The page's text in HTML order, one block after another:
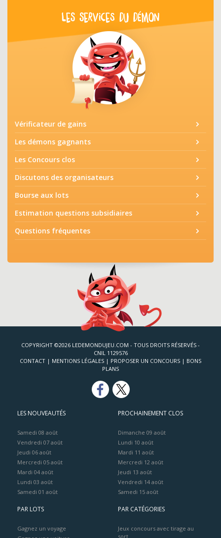
LES SERVICES DU DÉMON
Vérificateur de gains
Les démons gagnants
Les Concours clos
Discutons des organisateurs
Bourse aux lots
Estimation questions subsidiaires
Questions fréquentes
COPYRIGHT ©2026 LEDEMONDUJEU.COM - TOUS DROITS RÉSERVÉS -
CNIL 1129576
CONTACT | MENTIONS LÉGALES | PROPOSER UN CONCOURS | BONS
PLANS
LES NOUVEAUTÉS
Samedi 08 août
Vendredi 07 août
Jeudi 06 août
Mercredi 05 août
Mardi 04 août
Lundi 03 août
Samedi 01 août
PROCHAINEMENT CLOS
Dimanche 09 août
Lundi 10 août
Mardi 11 août
Mercredi 12 août
Jeudi 13 août
Vendredi 14 août
Samedi 15 août
PAR LOTS
Gagnez un voyage
PAR CATÉGORIES
Jeux concours avec tirage au
sort